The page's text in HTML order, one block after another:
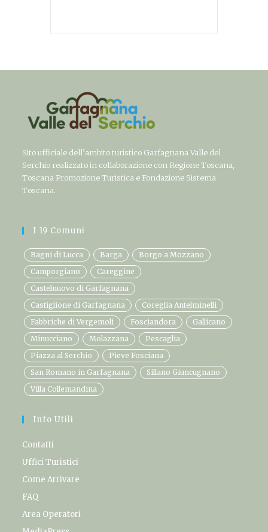
Sito ufficiale dell’ambito turistico Garfagnana Valle del
Serchio realizzato in collaborazione con Regione Toscana,
Toscana Promozione Turistica e Fondazione Sistema
Toscana.
I 19 Comuni
Bagni di Lucca Barga
Borgo a Mozzano
Camporgiano
Careggine
Castelnuovo di Garfagnana
Castiglione di Garfagnana
Coreglia Antelminelli
Fabbriche di Vergemoli
Fosciandora
Gallicano
Minucciano
Molazzana
Pescaglia
Piazza al Serchio
Pieve Fosciana
San Romano in Garfagnana
Sillano Giuncugnano
Villa Collemandina
Info Utili
Contatti
Uffici Turistici
Come Arrivare
FAQ
Area Operatori